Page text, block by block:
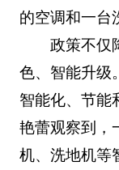
的空调和一台
政策不仅
色、智能升级
智能化、节能
艳蕾观察到，
机、洗地机等